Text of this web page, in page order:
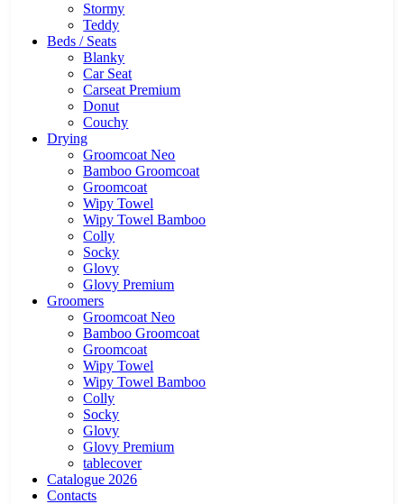
Stormy
Teddy
Beds / Seats
Blanky
Car Seat
Carseat Premium
Donut
Couchy
Drying
Groomcoat Neo
Bamboo Groomcoat
Groomcoat
Wipy Towel
Wipy Towel Bamboo
Colly
Socky
Glovy
Glovy Premium
Groomers
Groomcoat Neo
Bamboo Groomcoat
Groomcoat
Wipy Towel
Wipy Towel Bamboo
Colly
Socky
Glovy
Glovy Premium
tablecover
Catalogue 2026
Contacts